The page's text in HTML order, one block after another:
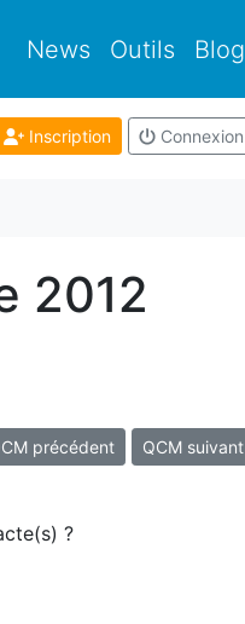
News Outils Blog
Inscription Connexion
2012
précédent QCM suivant
?